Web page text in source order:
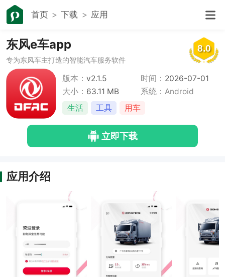
首页 下载 应用
8.0
东风e车app
专为东风车主打造的智能汽车服务软件
版本：v2.1.5 时间： 2026-07-01
大小： 63.11 MB
系统：Android
生活
工具 用车
立即下载
应用介绍